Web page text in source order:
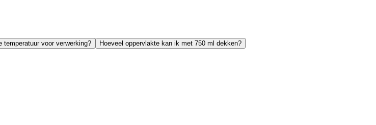
temperatuur voor verwerking?
Hoeveel oppervlakte kan ik met 750 ml dekken?